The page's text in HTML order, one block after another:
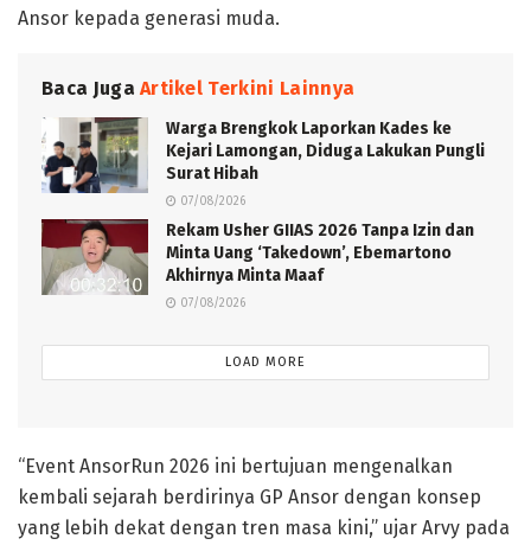
Ansor kepada generasi muda.
Baca Juga Artikel Terkini Lainnya
Warga Brengkok Laporkan Kades ke
Kejari Lamongan, Diduga Lakukan Pungli
Surat Hibah
07/08/2026
Rekam Usher GIIAS 2026 Tanpa Izin dan
Minta Uang ‘Takedown’, Ebemartono
Akhirnya Minta Maaf
07/08/2026
LOAD MORE
“Event AnsorRun 2026 ini bertujuan mengenalkan
kembali sejarah berdirinya GP Ansor dengan konsep
yang lebih dekat dengan tren masa kini,” ujar Arvy pada